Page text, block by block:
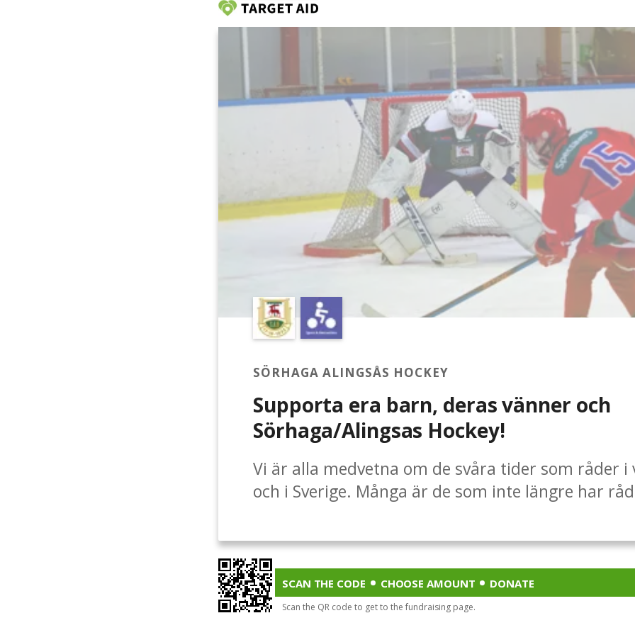
SÖRHAGA ALINGSÅS HOCKEY
Supporta era barn, deras vänner och
Sörhaga/Alingsas Hockey!
Vi är alla medvetna om de svåra tider som råder i
och i Sverige. Många är de som inte längre har
idrottsklubben ofta är en tillflyktsort och trygg
många barn vill vi säkerställa att detta inte
försvinner.Hjälp oss att se till att alla som vill spela
får göra det.Alla bidrag är välkomna!
SCAN THE CODE CHOOSE AMOUNT DONATE
Scan the QR code to get to the fundraising page.